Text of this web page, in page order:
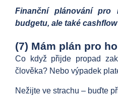
Finanční plánování
budgetu, ale také
(7) Mám plán pro
Co když přijde propad
člověka? Nebo výpadek
Nežijte ve strachu – buďte